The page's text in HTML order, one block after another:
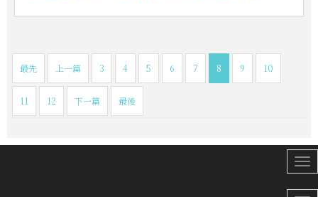
最先 上一篇 3 4 5 6 7 8 9 10
11 12 下一篇 最後